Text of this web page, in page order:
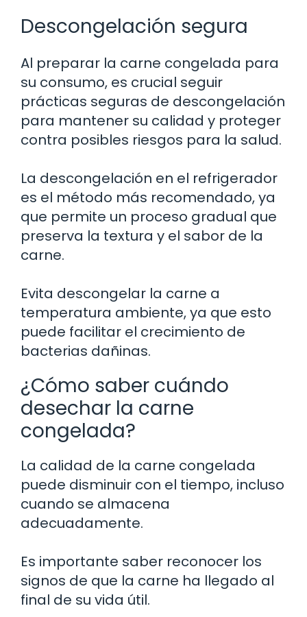
Descongelación segura
Al preparar la carne congelada para
su consumo, es crucial seguir
prácticas seguras de descongelación
para mantener su calidad y proteger
contra posibles riesgos para la salud.
La descongelación en el refrigerador
es el método más recomendado, ya
que permite un proceso gradual que
preserva la textura y el sabor de la
carne.
Evita descongelar la carne a
temperatura ambiente, ya que esto
puede facilitar el crecimiento de
bacterias dañinas.
¿Cómo saber cuándo
desechar la carne
congelada?
La calidad de la carne congelada
puede disminuir con el tiempo, incluso
cuando se almacena
adecuadamente.
Es importante saber reconocer los
signos de que la carne ha llegado al
final de su vida útil.